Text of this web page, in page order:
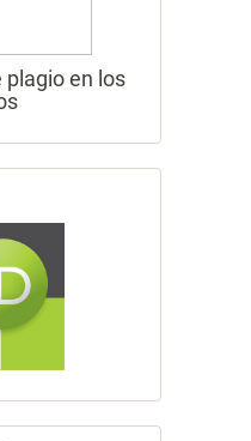
plagio en los